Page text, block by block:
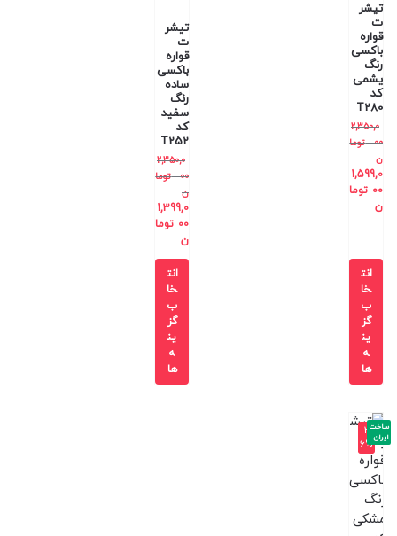
تیشر
ت
قواره
باکسی
رنگ
یشمی
کد
T280
2,350,0
00
توما
ن
1,599,0
00 توما
ن
انت
خا
ب
گز
ین
ه
ها
تیشر
ت
قواره
باکسی
ساده
رنگ
سفید
کد
T252
2,350,0
00
توما
ن
1,399,0
00 توما
ن
انت
خا
ب
گز
ین
ه
ها
-3
6%
ساخت
ایران